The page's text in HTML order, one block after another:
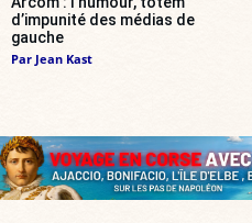
d’impunité des médias de
gauche
Par Jean Kast